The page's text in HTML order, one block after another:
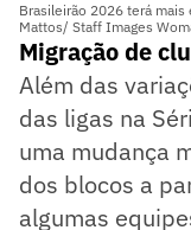
Brasileirão 2026 terá
Mattos/ Staff Images
Migração de
Além das
das ligas na
uma mudança
dos blocos a
algumas